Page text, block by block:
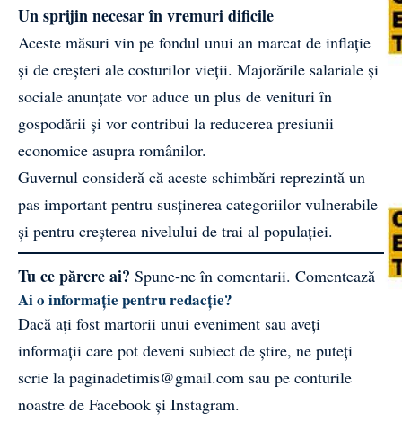
Un sprijin necesar în vremuri dificile
Aceste măsuri vin pe fondul unui an marcat de inflație
și de creșteri ale costurilor vieții. Majorările salariale și
sociale anunțate vor aduce un plus de venituri în
gospodării și vor contribui la reducerea presiunii
economice asupra românilor.
Guvernul consideră că aceste schimbări reprezintă un
pas important pentru susținerea categoriilor vulnerabile
și pentru creșterea nivelului de trai al populației.
Tu ce părere ai? Spune-ne în comentarii. Comentează
Ai o informație pentru redacție?
Dacă ați fost martorii unui eveniment sau aveți
informații care pot deveni subiect de știre, ne puteți
scrie la paginadetimis@gmail.com sau pe conturile
noastre de Facebook și Instagram.